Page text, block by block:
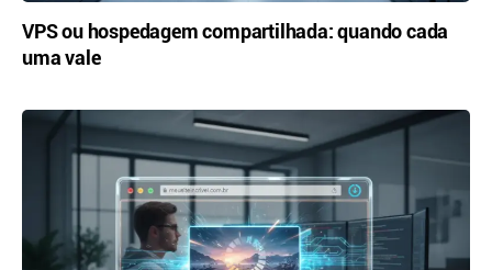
VPS ou hospedagem compartilhada: quando cada
uma vale